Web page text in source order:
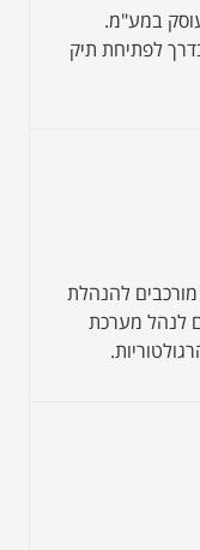
במע"מ.
לפתיחת תיק
מורכבים להנהלת
לנהל מערכת